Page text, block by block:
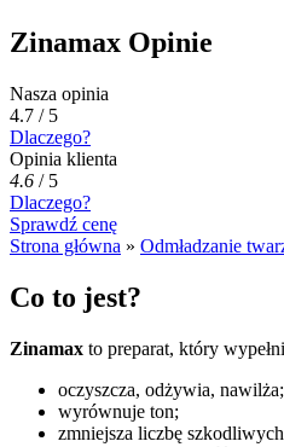
Zinamax Opinie
Nasza opinia
4.7 / 5
Dlaczego?
Opinia klienta
4.6 / 5
Dlaczego?
Sprawdź cenę
Strona główna » Odmładzanie
Co to jest?
Zinamax to preparat, który
oczyszcza, odżywia, nawilża;
wyrównuje ton;
zmniejsza liczbę